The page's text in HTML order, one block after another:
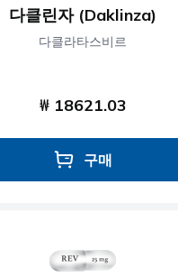
다클린자 (Daklinza)
다클라타스비르
₩ 18621.03
구매